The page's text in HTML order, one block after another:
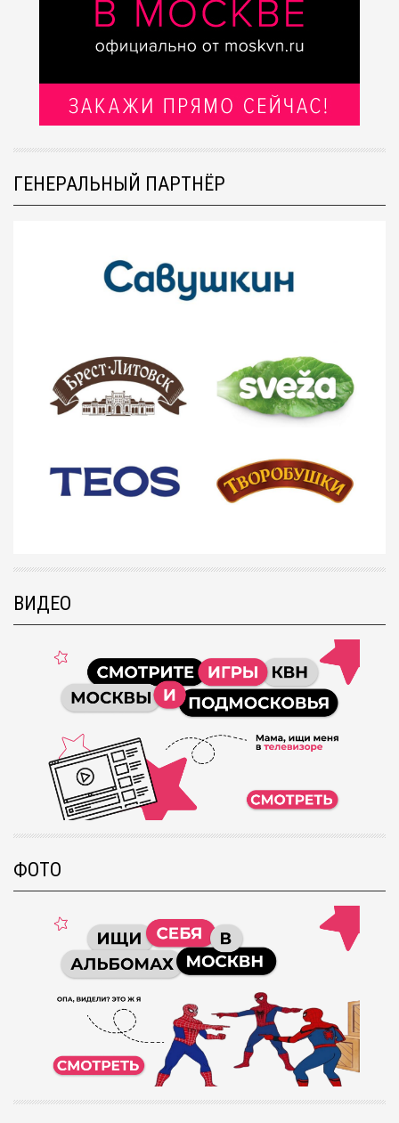
ГЕНЕРАЛЬНЫЙ ПАРТНЁР
ВИДЕО
ФОТО